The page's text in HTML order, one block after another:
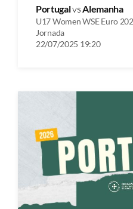
PortugalvsAlemanha
U17 Women WSE Euro
Jornada
22/07/2025 19:20